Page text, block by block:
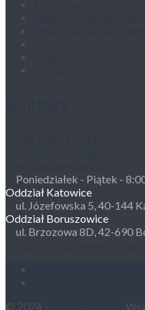
Poniedziałek - Piątek -
Oddział Katowice
ul. Józefowska 5, 40-144
Oddział Boruszowice
ul. Brzozowa 8D, 42-690
© 2024 - .